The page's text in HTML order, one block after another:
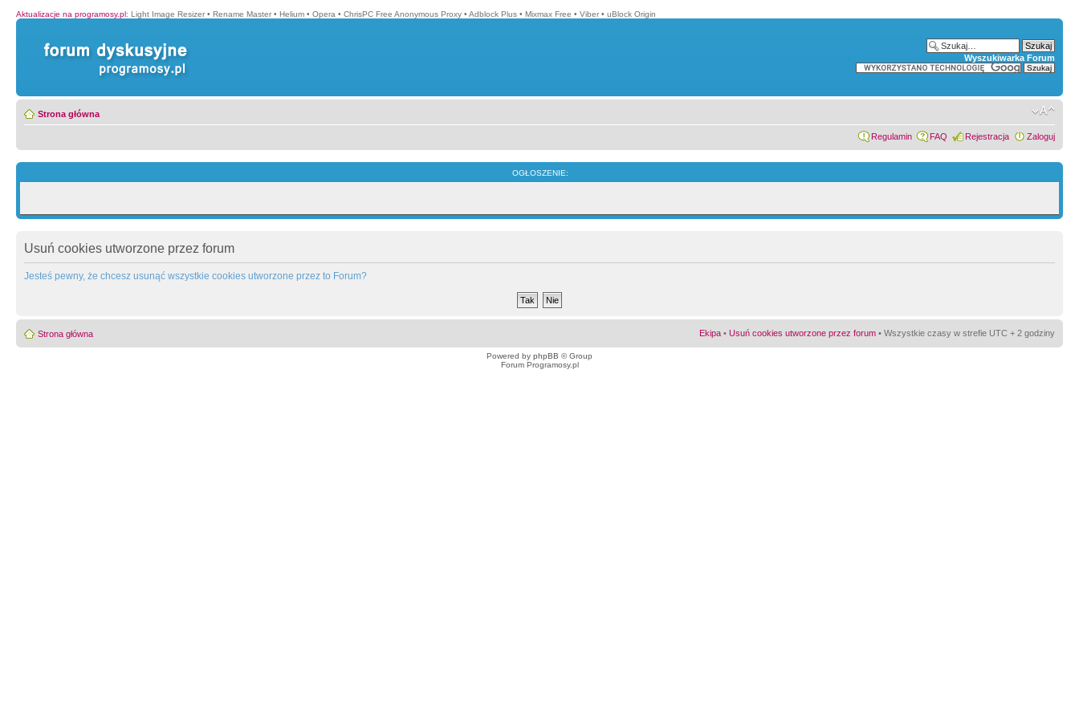
Aktualizacje na programosy.pl: Light Image Resizer • Rename Master • Helium • Opera • ChrisPC Free Anonymous Proxy • Adblock Plus • Mixmax Free • Viber • uBlock Origin
Wyszukiwarka Forum
Strona główna
Regulamin FAQ Rejestracja Zaloguj
OGŁOSZENIE:
Usuń cookies utworzone przez forum
Jesteś pewny, że chcesz usunąć wszystkie cookies utworzone przez to Forum?
Strona główna Ekipa • Usuń cookies utworzone przez forum • Wszystkie czasy w strefie UTC + 2 godziny
Powered by phpBB © Group
Forum Programosy.pl